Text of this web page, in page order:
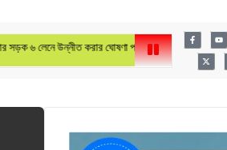
৬ লেনে উন্নীত করার ঘোষণা প্রধানমন্ত্রীর লায়ন্স